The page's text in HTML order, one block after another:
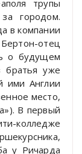
трупы
городом.
в компании
отец
о будущем
братья уже
ими Англии
место,
В первый
колледже
у Ричарда